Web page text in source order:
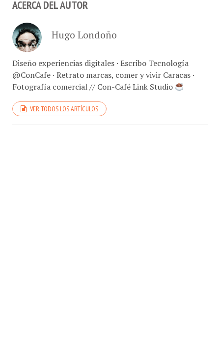
Diseño experiencias digitales · Escribo Tecnología
@ConCafe · Retrato marcas, comer y vivir Caracas ·
Fotografía comercial // Con-Café Link Studio